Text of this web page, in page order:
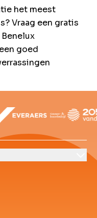
het meest
Vraag een gratis
goed
Veelgestelde